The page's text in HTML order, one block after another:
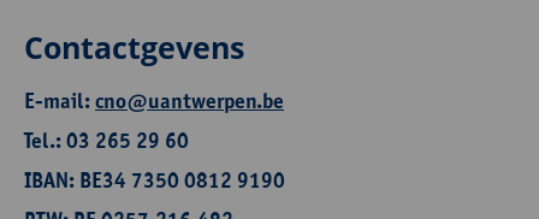
Contactgevens
E-mail:cno@uantwerpen.be
Tel.: 03 265 29 60
IBAN: BE34 7350 0812 9190